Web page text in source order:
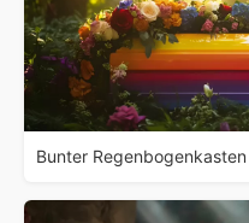
Bunter